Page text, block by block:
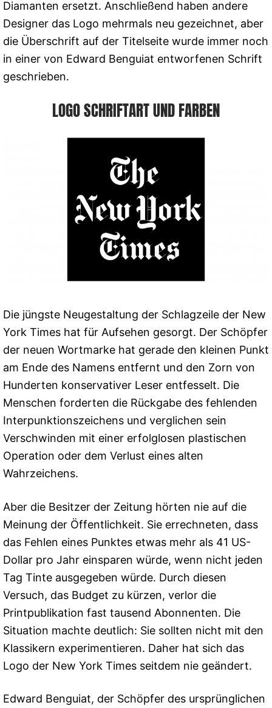
Diamanten ersetzt. Anschließend haben andere
Designer das Logo mehrmals neu gezeichnet, aber
die Überschrift auf der Titelseite wurde immer noch
in einer von Edward Benguiat entworfenen Schrift
geschrieben.
LOGO SCHRIFTART UND FARBEN
Die jüngste Neugestaltung der Schlagzeile der New
York Times hat für Aufsehen gesorgt. Der Schöpfer
der neuen Wortmarke hat gerade den kleinen Punkt
am Ende des Namens entfernt und den Zorn von
Hunderten konservativer Leser entfesselt. Die
Menschen forderten die Rückgabe des fehlenden
Interpunktionszeichens und verglichen sein
Verschwinden mit einer erfolglosen plastischen
Operation oder dem Verlust eines alten
Wahrzeichens.
Aber die Besitzer der Zeitung hörten nie auf die
Meinung der Öffentlichkeit. Sie errechneten, dass
das Fehlen eines Punktes etwas mehr als 41 US-
Dollar pro Jahr einsparen würde, wenn nicht jeden
Tag Tinte ausgegeben würde. Durch diesen
Versuch, das Budget zu kürzen, verlor die
Printpublikation fast tausend Abonnenten. Die
Situation machte deutlich: Sie sollten nicht mit den
Klassikern experimentieren. Daher hat sich das
Logo der New York Times seitdem nie geändert.
Edward Benguiat, der Schöpfer des ursprünglichen